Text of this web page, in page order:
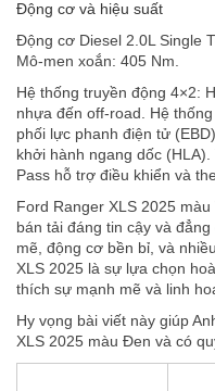
Động cơ và hiệu suất
Động cơ Diesel 2.0L Single
Mô-men xoắn: 405 Nm.
Hệ thống truyền động 4×2:
nhựa đến off-road. Hệ
phối lực phanh điện tử
khởi hành ngang dốc
Pass hỗ trợ điều khiển và
Ford Ranger XLS 2025
bán tải đáng tin cậy và
mẽ, động cơ bền bỉ, và
XLS 2025 là sự lựa chọn
thích sự mạnh mẽ và linh
Hy vọng bài viết này giúp
XLS 2025 màu Đen và có